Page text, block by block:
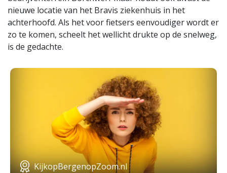
nieuwe locatie van het Bravis ziekenhuis in het
achterhoofd. Als het voor fietsers eenvoudiger wordt er
zo te komen, scheelt het wellicht drukte op de snelweg,
is de gedachte.
KijkopBergenopZoom.nl